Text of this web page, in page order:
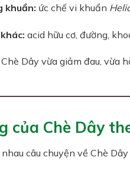
khuẩn: ức chế vi khuẩn
acid hữu cơ, đường,
Dây vừa giảm đau, vừa
của Chè Dây
câu chuyện về Chè Dây